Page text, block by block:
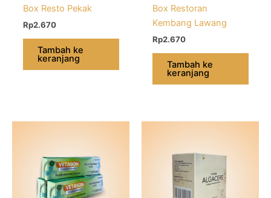
Box Resto Pekak
Rp2.670
Tambah ke
keranjang
Box Restoran
Kembang Lawang
Rp2.670
Tambah ke
keranjang